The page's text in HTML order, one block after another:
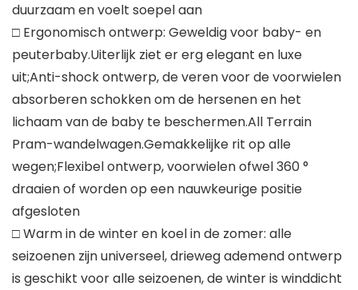
duurzaam en voelt soepel aan
□ Ergonomisch ontwerp: Geweldig voor baby- en
peuterbaby.Uiterlijk ziet er erg elegant en luxe
uit;Anti-shock ontwerp, de veren voor de voorwielen
absorberen schokken om de hersenen en het
lichaam van de baby te beschermen.All Terrain
Pram-wandelwagen.Gemakkelijke rit op alle
wegen;Flexibel ontwerp, voorwielen ofwel 360 °
draaien of worden op een nauwkeurige positie
afgesloten
□ Warm in de winter en koel in de zomer: alle
seizoenen zijn universeel, drieweg ademend ontwerp
is geschikt voor alle seizoenen, de winter is winddicht